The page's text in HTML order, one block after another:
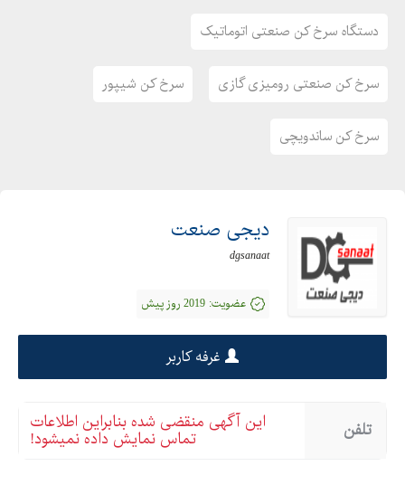
دستگاه سرخ کن صنعتی اتوماتیک
سرخ کن صنعتی رومیزی گازی سرخ کن شیپور
سرخ کن ساندویچی
دیجی صنعت
dgsanaat
عضویت: 2019 روز پیش
غرفه کاربر
تلفن این آگهی منقضی شده بنابراین اطلاعات
تماس نمایش داده نمیشود!